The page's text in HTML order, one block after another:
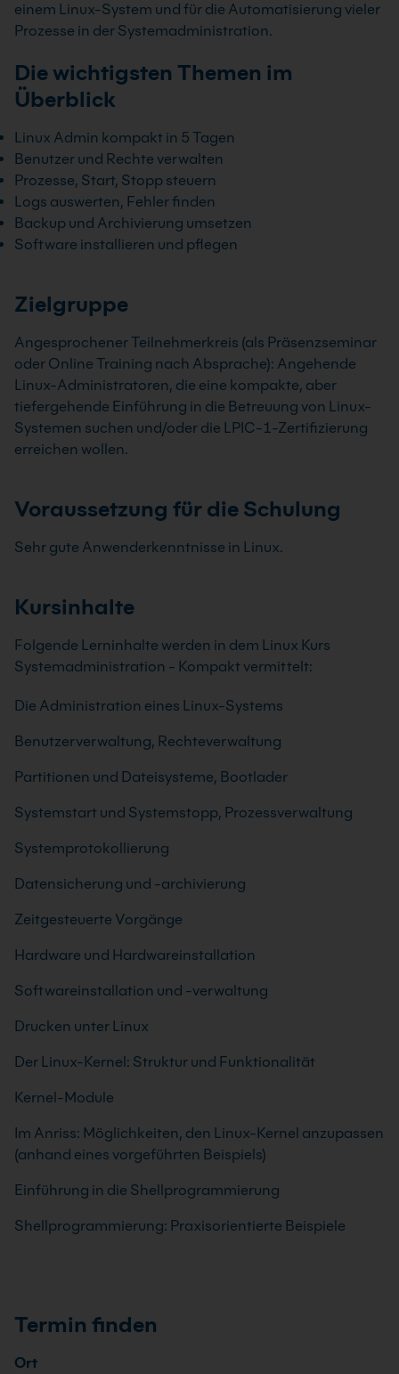
einem Linux-System und für die Automatisierung vieler
Prozesse in der Systemadministration.
Die wichtigsten Themen im
Überblick
Linux Admin kompakt in 5 Tagen
Benutzer und Rechte verwalten
Prozesse, Start, Stopp steuern
Logs auswerten, Fehler finden
Backup und Archivierung umsetzen
Software installieren und pflegen
Zielgruppe
Angesprochener Teilnehmerkreis (als Präsenzseminar
oder Online Training nach Absprache): Angehende
Linux-Administratoren, die eine kompakte, aber
tiefergehende Einführung in die Betreuung von Linux-
Systemen suchen und/oder die LPIC-1-Zertifizierung
erreichen wollen.
Voraussetzung für die Schulung
Sehr gute Anwenderkenntnisse in Linux.
Kursinhalte
Folgende Lerninhalte werden in dem Linux Kurs
Systemadministration - Kompakt vermittelt:
Die Administration eines Linux-Systems
Benutzerverwaltung, Rechteverwaltung
Partitionen und Dateisysteme, Bootlader
Systemstart und Systemstopp, Prozessverwaltung
Systemprotokollierung
Datensicherung und -archivierung
Zeitgesteuerte Vorgänge
Hardware und Hardwareinstallation
Softwareinstallation und -verwaltung
Drucken unter Linux
Der Linux-Kernel: Struktur und Funktionalität
Kernel-Module
Im Anriss: Möglichkeiten, den Linux-Kernel anzupassen
(anhand eines vorgeführten Beispiels)
Einführung in die Shellprogrammierung
Shellprogrammierung: Praxisorientierte Beispiele
Termin finden
Ort